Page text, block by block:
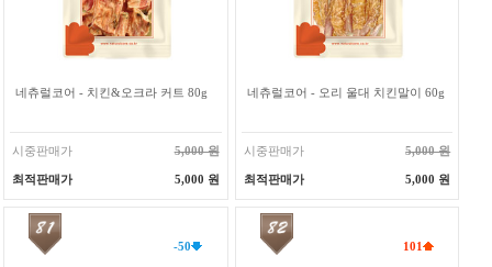
네츄럴코어 - 치킨&오크라 커트 80g
시중판매가 5,000 원
최적판매가 5,000 원
네츄럴코어 - 오리 울대 치킨말이 60g
시중판매가 5,000 원
최적판매가 5,000 원
-50 101